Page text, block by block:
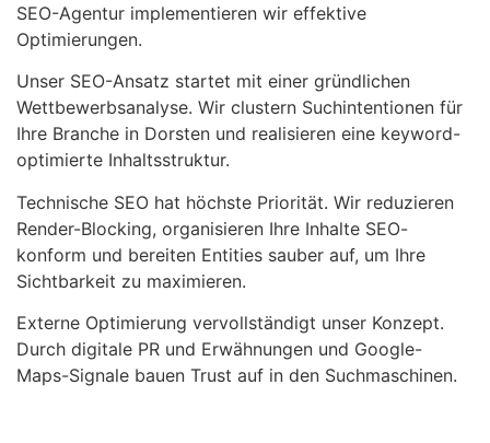
SEO-Agentur implementieren wir effektive
Optimierungen.
Unser SEO-Ansatz startet mit einer gründlichen
Wettbewerbsanalyse. Wir clustern Suchintentionen für
Ihre Branche in Dorsten und realisieren eine keyword-
optimierte Inhaltsstruktur.
Technische SEO hat höchste Priorität. Wir reduzieren
Render-Blocking, organisieren Ihre Inhalte SEO-
konform und bereiten Entities sauber auf, um Ihre
Sichtbarkeit zu maximieren.
Externe Optimierung vervollständigt unser Konzept.
Durch digitale PR und Erwähnungen und Google-
Maps-Signale bauen Trust auf in den Suchmaschinen.